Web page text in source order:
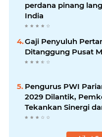
perdana pinang
India
Gaji Penyuluh
Ditanggung Pusat
Pengurus PWI
2029 Dilantik,
Tekankan Sinergi
Profesionalisme Pers